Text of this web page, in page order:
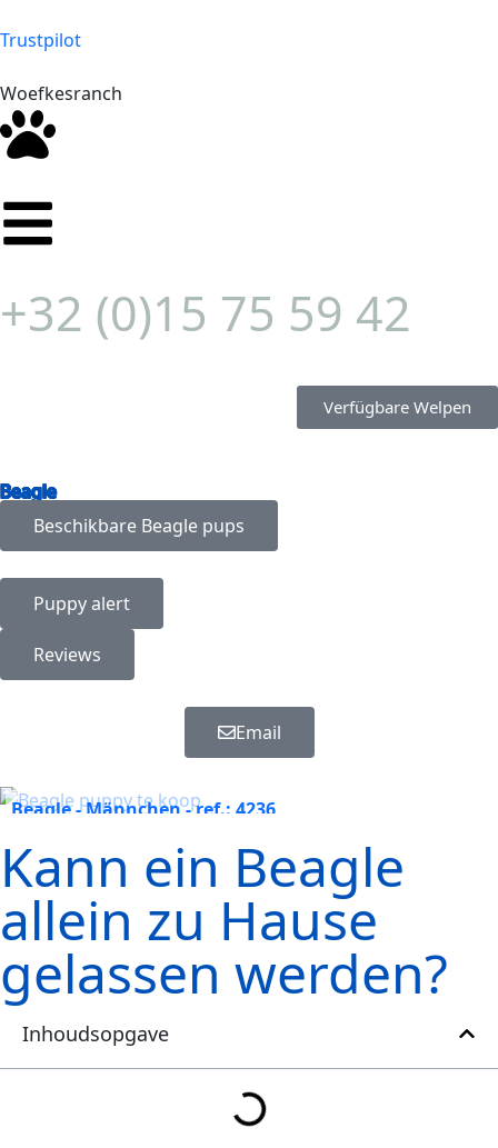
Trustpilot
Woefkesranch
+32 (0)15 75 59 42
Verfügbare Welpen
Beagle
Beschikbare Beagle pups
Puppy alert
Reviews
Email
Beagle - Männchen - ref.: 4236
Kann ein Beagle
allein zu Hause
gelassen werden?
Inhoudsopgave